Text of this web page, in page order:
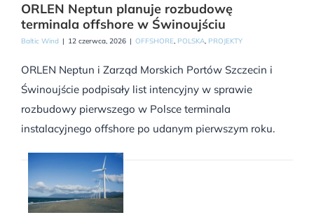
ORLEN Neptun planuje rozbudowę
terminala offshore w Świnoujściu
Baltic Wind | 12 czerwca, 2026 | OFFSHORE, POLSKA, PROJEKTY
ORLEN Neptun i Zarząd Morskich Portów Szczecin i
Świnoujście podpisały list intencyjny w sprawie
rozbudowy pierwszego w Polsce terminala
instalacyjnego offshore po udanym pierwszym roku.